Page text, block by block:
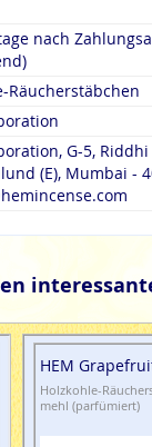
nach
Räucherstäbchen
G-5,
(E), Mumbai -
HEM
Holzkohle-
mehl (parfümiert)